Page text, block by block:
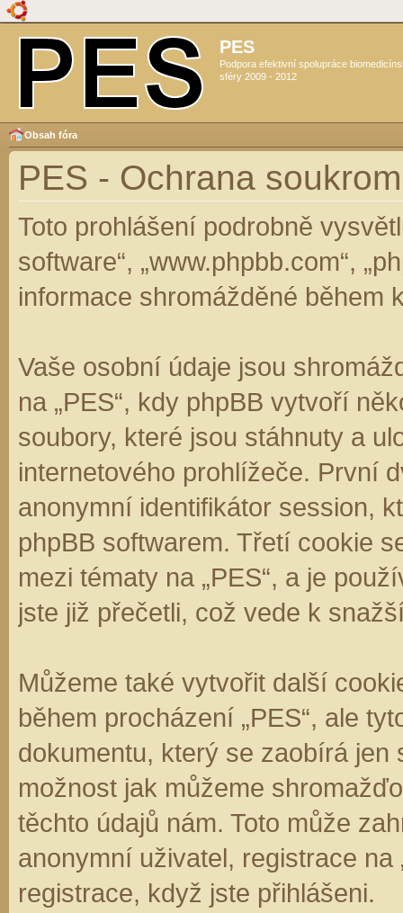
PES
Podpora efektivní spolupráce
sféry 2009 - 2012
Obsah fóra
PES - Ochrana
Toto prohlášení podrobně
software“, „www.phpbb.com“,
informace shromážděné během
Vaše osobní údaje jsou
na „PES“, kdy phpBB vytvoří
soubory, které jsou stáhnuty a
internetového prohlížeče. První
anonymní identifikátor session,
phpBB softwarem. Třetí cookie
mezi tématy na „PES“, a je
jste již přečetli, což vede k
Můžeme také vytvořit další
během procházení „PES“, ale
dokumentu, který se zaobírá jen
možnost jak můžeme
těchto údajů nám. Toto může
anonymní uživatel, registrace
registrace, když jste přihlášeni.